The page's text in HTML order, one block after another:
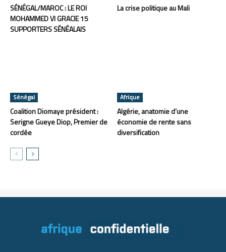
SÉNÉGAL/MAROC : LE ROI
MOHAMMED VI GRACIE 15
SUPPORTERS SÉNÉALAIS
La crise politique au Mali
Sénégal
Coalition Diomaye président :
Serigne Gueye Diop, Premier de
cordée
Afrique
Algérie, anatomie d’une
économie de rente sans
diversification